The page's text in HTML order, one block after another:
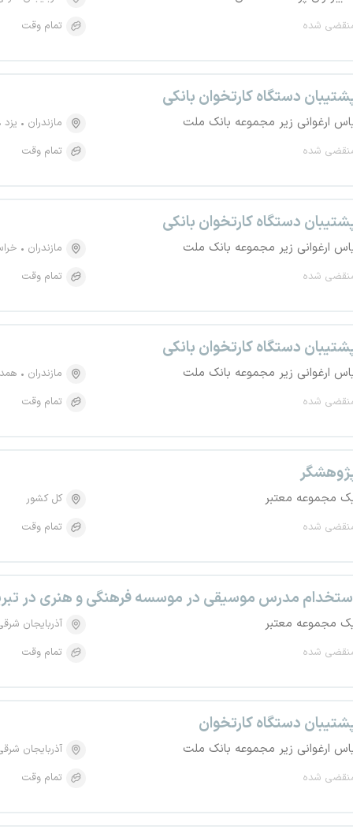
شده
تمام وقت
دستگاه کارتخوان بانکی
ارغوانی زیر مجموعه بانک ملت
شده
مازندران
یزد
تمام وقت
دستگاه کارتخوان بانکی
ارغوانی زیر مجموعه بانک ملت
شده
مازندران
تمام وقت
دستگاه کارتخوان بانکی
ارغوانی زیر مجموعه بانک ملت
شده
مازندران
تمام وقت
مجموعه معتبر
شده
کل کشور
تمام وقت
مدرس موسیقی در موسسه فرهنگی و هنری در
مجموعه معتبر
شده
آذربایجان
تمام وقت
دستگاه کارتخوان
ارغوانی زیر مجموعه بانک ملت
شده
آذربایجان
تمام وقت